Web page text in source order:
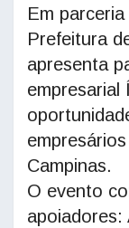
Em
Prefeitura
apresenta
empresarial
Campinas.
O evento
apoiadores: